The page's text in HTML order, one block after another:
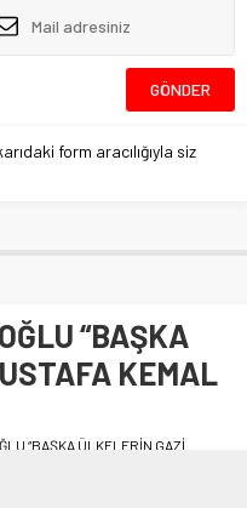
form aracılığıyla siz
“BAŞKA
KEMAL
“BAŞKA ÜLKELERİN GAZİ